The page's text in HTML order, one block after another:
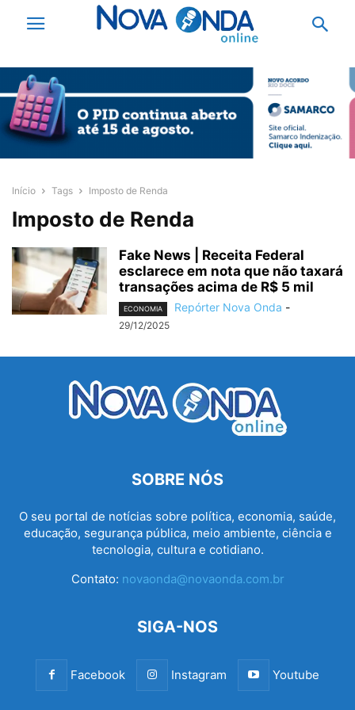
Início Tags Imposto de Renda
Imposto de Renda
Fake News | Receita Federal
esclarece em nota que não taxará
transações acima de R$ 5 mil
ECONOMIA Repórter Nova Onda -
29/12/2025
SOBRE NÓS
O seu portal de notícias sobre política, economia, saúde,
educação, segurança pública, meio ambiente, ciência e
tecnologia, cultura e cotidiano.
Contato: novaonda@novaonda.com.br
SIGA-NOS
Facebook Instagram Youtube